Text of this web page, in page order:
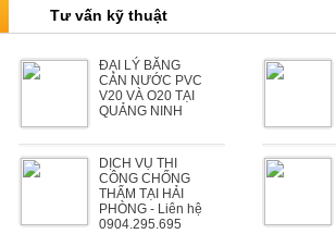
Tư vấn kỹ thuật
ĐẠI LÝ BĂNG
CẢN NƯỚC PVC
V20 VÀ O20 TẠI
QUẢNG NINH
DỊCH VỤ THI
CÔNG CHỐNG
THẤM TẠI HẢI
PHÒNG - Liên hệ
0904.295.695